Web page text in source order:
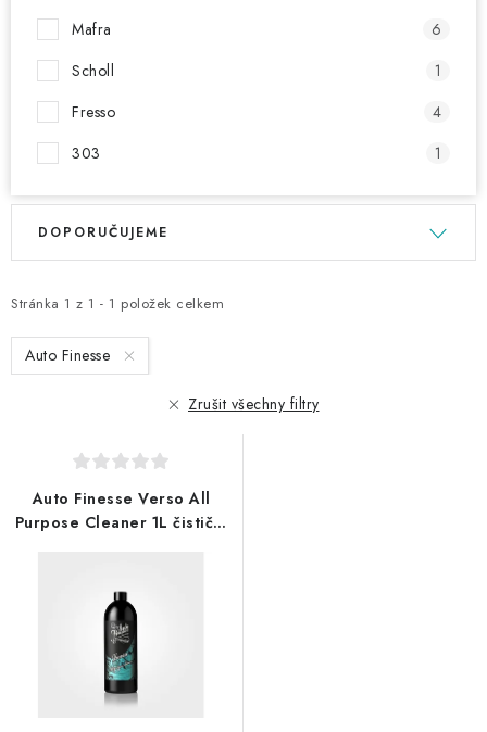
Mafra
6
Scholl
1
Fresso
4
303
1
V
i
s
p
k
Stránka 1 z 1 - 1 položek celkem
Ř
e
n
í
u
DOPORUČUJEME
Auto Finesse
Zrušit všechny filtry
Auto Finesse Verso All
Purpose Cleaner 1L čistič a